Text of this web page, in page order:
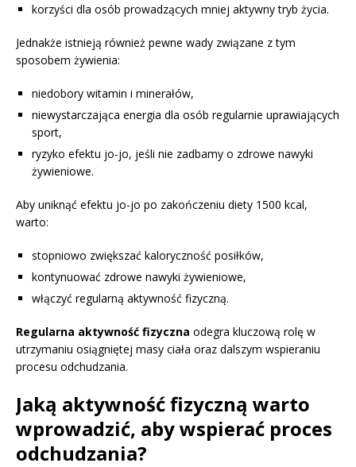
korzyści dla osób prowadzących mniej aktywny tryb życia.
Jednakże istnieją również pewne wady związane z tym
sposobem żywienia:
niedobory witamin i minerałów,
niewystarczająca energia dla osób regularnie uprawiających
sport,
ryzyko efektu jo-jo, jeśli nie zadbamy o zdrowe nawyki
żywieniowe.
Aby uniknąć efektu jo-jo po zakończeniu diety 1500 kcal,
warto:
stopniowo zwiększać kaloryczność posiłków,
kontynuować zdrowe nawyki żywieniowe,
włączyć regularną aktywność fizyczną.
Regularna aktywność fizyczna odegra kluczową rolę w
utrzymaniu osiągniętej masy ciała oraz dalszym wspieraniu
procesu odchudzania.
Jaką aktywność fizyczną warto
wprowadzić, aby wspierać proces
odchudzania?